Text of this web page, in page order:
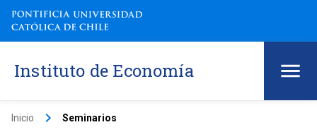
Instituto de Economía
Inicio keyboard_arrow_right Seminarios